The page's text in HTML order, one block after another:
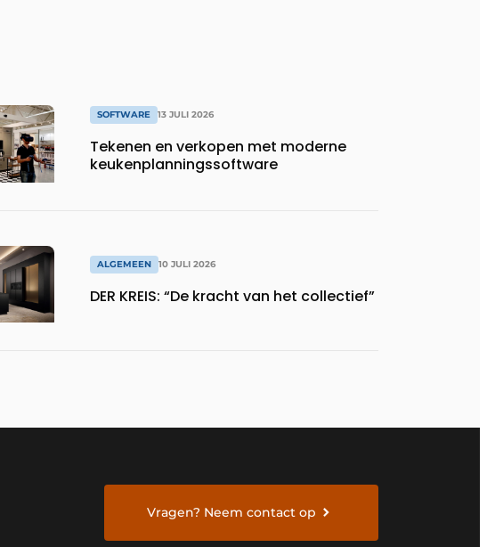
SOFTWARE 13 JULI 2026
Tekenen en verkopen met moderne
keukenplanningssoftware
ALGEMEEN 10 JULI 2026
DER KREIS: “De kracht van het collectief”
Vragen? Neem contact op